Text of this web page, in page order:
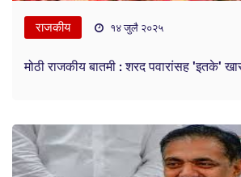
राजकीय १४ जुलै २०२५
मोठी राजकीय बातमी : शरद पवारांसह 'इतके'